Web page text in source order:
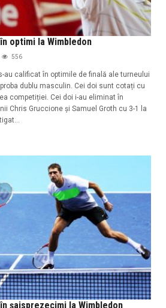
optimi la Wimbledon
556
au calificat în optimile de finală ale turneului
dublu masculin. Cei doi sunt cotați cu
competiției. Cei doi i-au eliminat în
Chris Gruccione și Samuel Groth cu 3-1 la
șaisprezecimi la Wimbledon